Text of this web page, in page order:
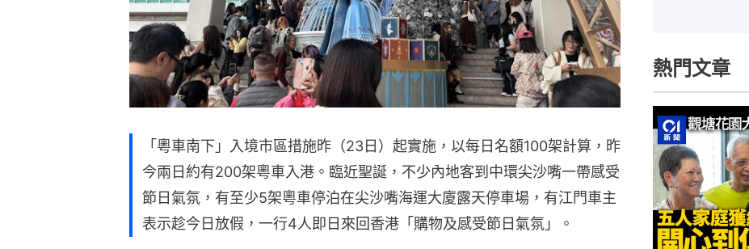
「粵車南下」入境市區措施昨（23日）起實施，以每日名額100架計算，昨
今兩日約有200架粵車入港。臨近聖誕，不少內地客到中環尖沙嘴一帶感受
節日氣氛，有至少5架粵車停泊在尖沙嘴海運大廈露天停車場，有江門車主
表示趁今日放假，一行4人即日來回香港「購物及感受節日氣氛」。
熱門文章